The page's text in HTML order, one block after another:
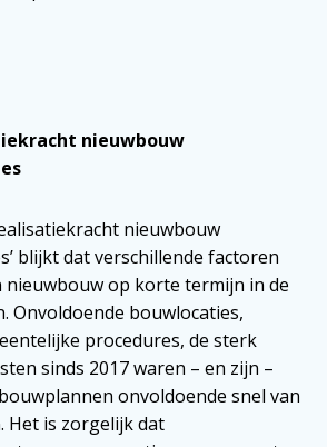
nieuwbouw
nieuwbouw
blijkt dat verschillende factoren
nieuwbouw op korte termijn in de
Onvoldoende bouwlocaties,
procedures, de sterk
sinds 2017 waren – en zijn –
onvoldoende snel van
Het is zorgelijk dat